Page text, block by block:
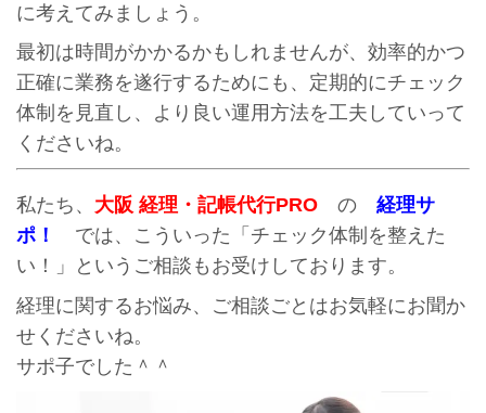
に考えてみましょう。
最初は時間がかかるかもしれませんが、効率的かつ
正確に業務を遂行するためにも、定期的にチェック
体制を見直し、より良い運用方法を工夫していって
くださいね。
私たち、 大阪 経理・記帳代行PROの 経理サ
ポ！
では、こういった「チェック体制を整えた
い！」というご相談もお受けしております。
経理に関するお悩み、ご相談ごとはお気軽にお聞か
せくださいね。
サポ子でした＾＾